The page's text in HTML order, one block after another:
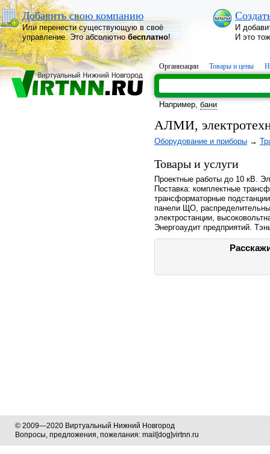
Добавить свою компанию
Или перенести существующую в своё
управление. Это абсолютнобесплатно!
И
И это
Организации Товары и цены
Например, бани
АЛМИ,
Оборудование и приборы →
Товары и услуги
Проектные работы до 10 кВ.
Поставка: комплектные
трансформаторные
панели ЩО,
электростанции,
Энергоаудит предприятий.
© 2009—2020 Виртуальный Нижний Новгород
Вопросы, предложения, пожелания: mail[dog]virtnn.ru